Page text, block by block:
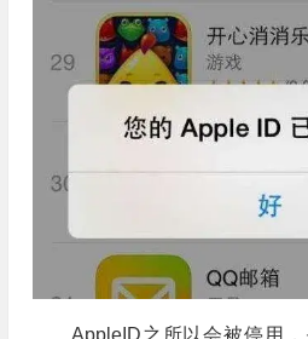
AppleID之所以会被停用